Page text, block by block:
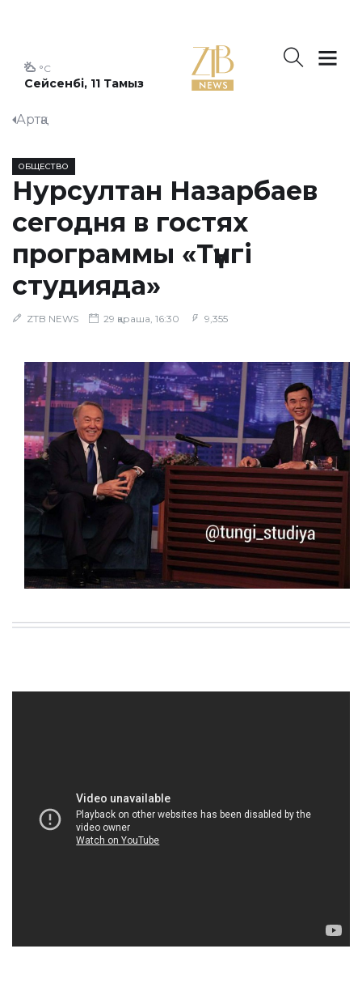
Сейсенбі, 11 Тамыз
°C
Артқа
ОБЩЕСТВО
Нурсултан Назарбаев
сегодня в гостях
программы «Түнгі
студияда»
ZTB NEWS 29 қараша, 16:30 9,355